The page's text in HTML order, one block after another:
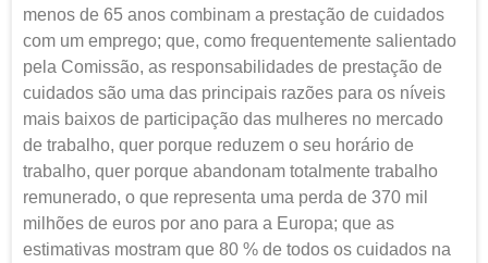
menos de 65 anos combinam a prestação de cuidados
com um emprego; que, como frequentemente salientado
pela Comissão, as responsabilidades de prestação de
cuidados são uma das principais razões para os níveis
mais baixos de participação das mulheres no mercado
de trabalho, quer porque reduzem o seu horário de
trabalho, quer porque abandonam totalmente trabalho
remunerado, o que representa uma perda de 370 mil
milhões de euros por ano para a Europa; que as
estimativas mostram que 80 % de todos os cuidados na